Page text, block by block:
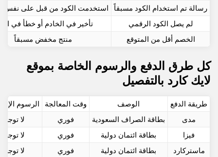
رسالة تم استخدام الكود مسبقاً
استخدمت الكود من قبل على نفس
لم يصل الكود الرقمي
تأخير في الخادم أو خطأ في
الخصم أقل من المتوقع
منتج مخفض مسبقاً
كل طرق الدفع والرسوم الخاصة بموقع
لايك كارد بالتفصيل
طريقة الدفع الوصف وقت المعالجة
الرسوم
مدى
بطاقة الصراف السعودية فوري
لا توجد
فيزا
بطاقة ائتمان دولية فوري
لا توجد
ماستركارد
بطاقة ائتمان دولية فوري لا توجد